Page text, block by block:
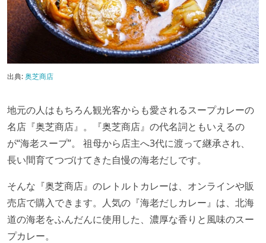
出典:奥芝商店
地元の人はもちろん観光客からも愛されるスープカレーの
名店『奥芝商店』。『奥芝商店』の代名詞ともいえるの
が“海老スープ”。 祖母から店主へ3代に渡って継承され、
長い間育てつづけてきた自慢の海老だしです。
そんな『奥芝商店』のレトルトカレーは、オンラインや販
売店で購入できます。人気の『海老だしカレー』は、北海
道の海老をふんだんに使用した、濃厚な香りと風味のスー
プカレー。